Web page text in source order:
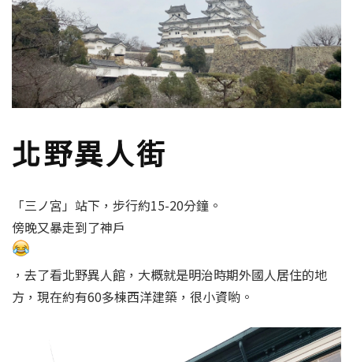
姬路城還有一個特別之處就是白色的外牆和屋頂，所以又叫
白鷺城。